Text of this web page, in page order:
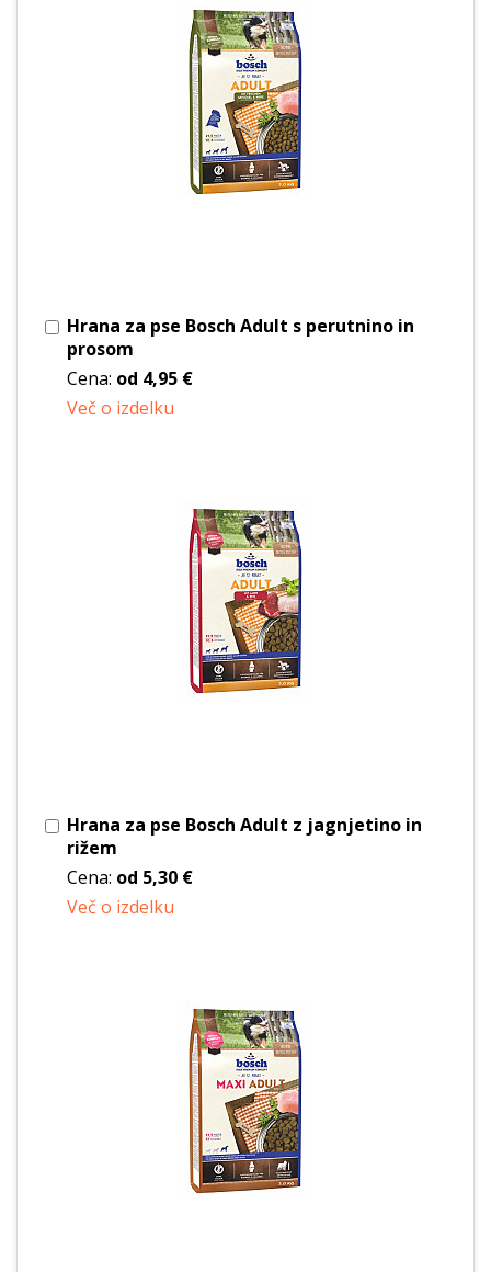
Hrana za pse Bosch Adult s perutnino in
prosom
Cena: od 4,95 €
Več o izdelku
Hrana za pse Bosch Adult z jagnjetino in
rižem
Cena: od 5,30 €
Več o izdelku